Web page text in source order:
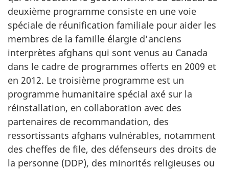
deuxième programme consiste en une voie
spéciale de réunification familiale pour aider les
membres de la famille élargie d’anciens
interprètes afghans qui sont venus au Canada
dans le cadre de programmes offerts en 2009 et
en 2012. Le troisième programme est un
programme humanitaire spécial axé sur la
réinstallation, en collaboration avec des
partenaires de recommandation, des
ressortissants afghans vulnérables, notamment
des cheffes de file, des défenseurs des droits de
la personne (DDP), des minorités religieuses ou